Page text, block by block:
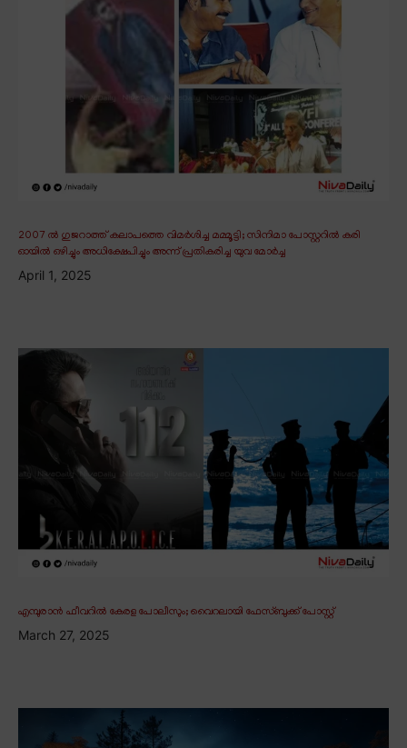
2007 ൽ ഗുജറാത്ത് കലാപത്തെ വിമർശിച്ച മമ്മൂട്ടി; സിനിമാ പോസ്റ്ററിൽ കരി
ഓയിൽ ഒഴിച്ചും അധിക്ഷേപിച്ചും അന്ന് പ്രതികരിച്ച യുവ മോർച്ച
April 1, 2025
എമ്പുരാൻ ഫീവറിൽ കേരള പോലീസും; വൈറലായി ഫേസ്ബുക്ക് പോസ്റ്റ്
March 27, 2025